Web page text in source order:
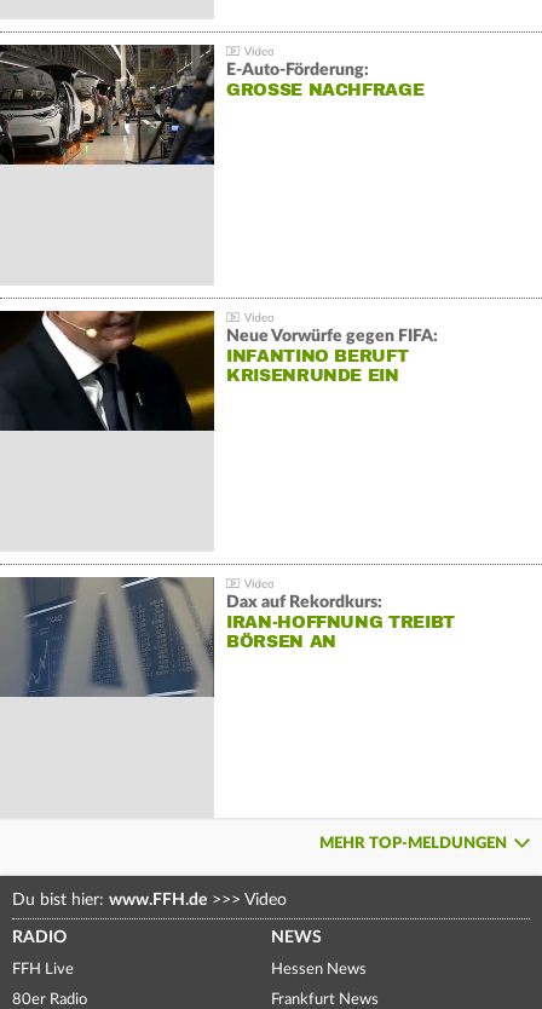
E-Auto-Förderung:
GROSSE NACHFRAGE
Neue Vorwürfe gegen FIFA:
INFANTINO BERUFT
KRISENRUNDE EIN
Dax auf Rekordkurs:
IRAN-HOFFNUNG TREIBT
BÖRSEN AN
MEHR TOP-MELDUNGEN
Du bist hier: www.FFH.de >>> Video
RADIO
FFH Live
80er Radio
NEWS
Hessen News
Frankfurt News